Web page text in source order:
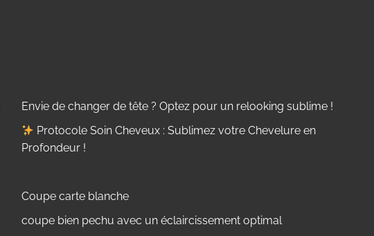
Envie de changer de tête ? Optez pour un relooking sublime !
Protocole Soin Cheveux : Sublimez votre Chevelure en
Profondeur !
Coupe carte blanche
coupe bien pechu avec un éclaircissement optimal